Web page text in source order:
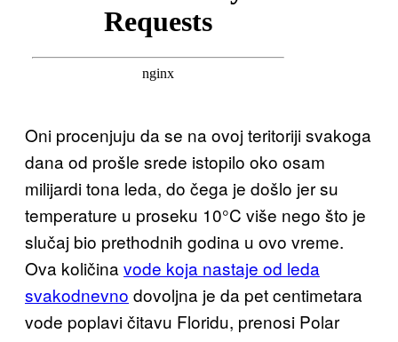
Oni procenjuju da se na ovoj teritoriji svakoga
dana od prošle srede istopilo oko osam
milijardi tona leda, do čega je došlo jer su
temperature u proseku 10°C više nego što je
slučaj bio prethodnih godina u ovo vreme.
Ova količina vode koja nastaje od leda
svakodnevno dovoljna je da pet centimetara
vode poplavi čitavu Floridu, prenosi Polar